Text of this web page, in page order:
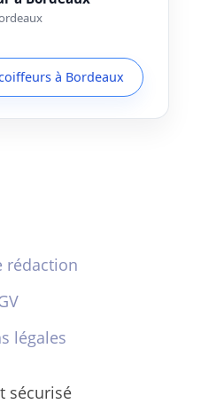
à Bordeaux
rédaction
légales
sécurisé